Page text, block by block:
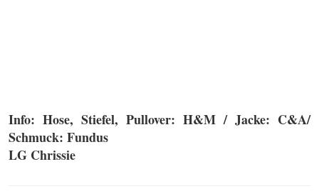
Info: Hose, Stiefel, Pullover: H&M / Jacke: C&A/
Schmuck: Fundus
LG Chrissie